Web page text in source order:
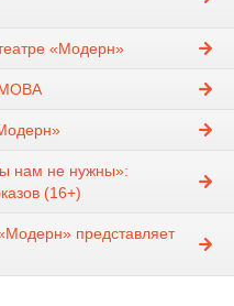
«Модерн»
нам не нужны»:
(16+)
представляет